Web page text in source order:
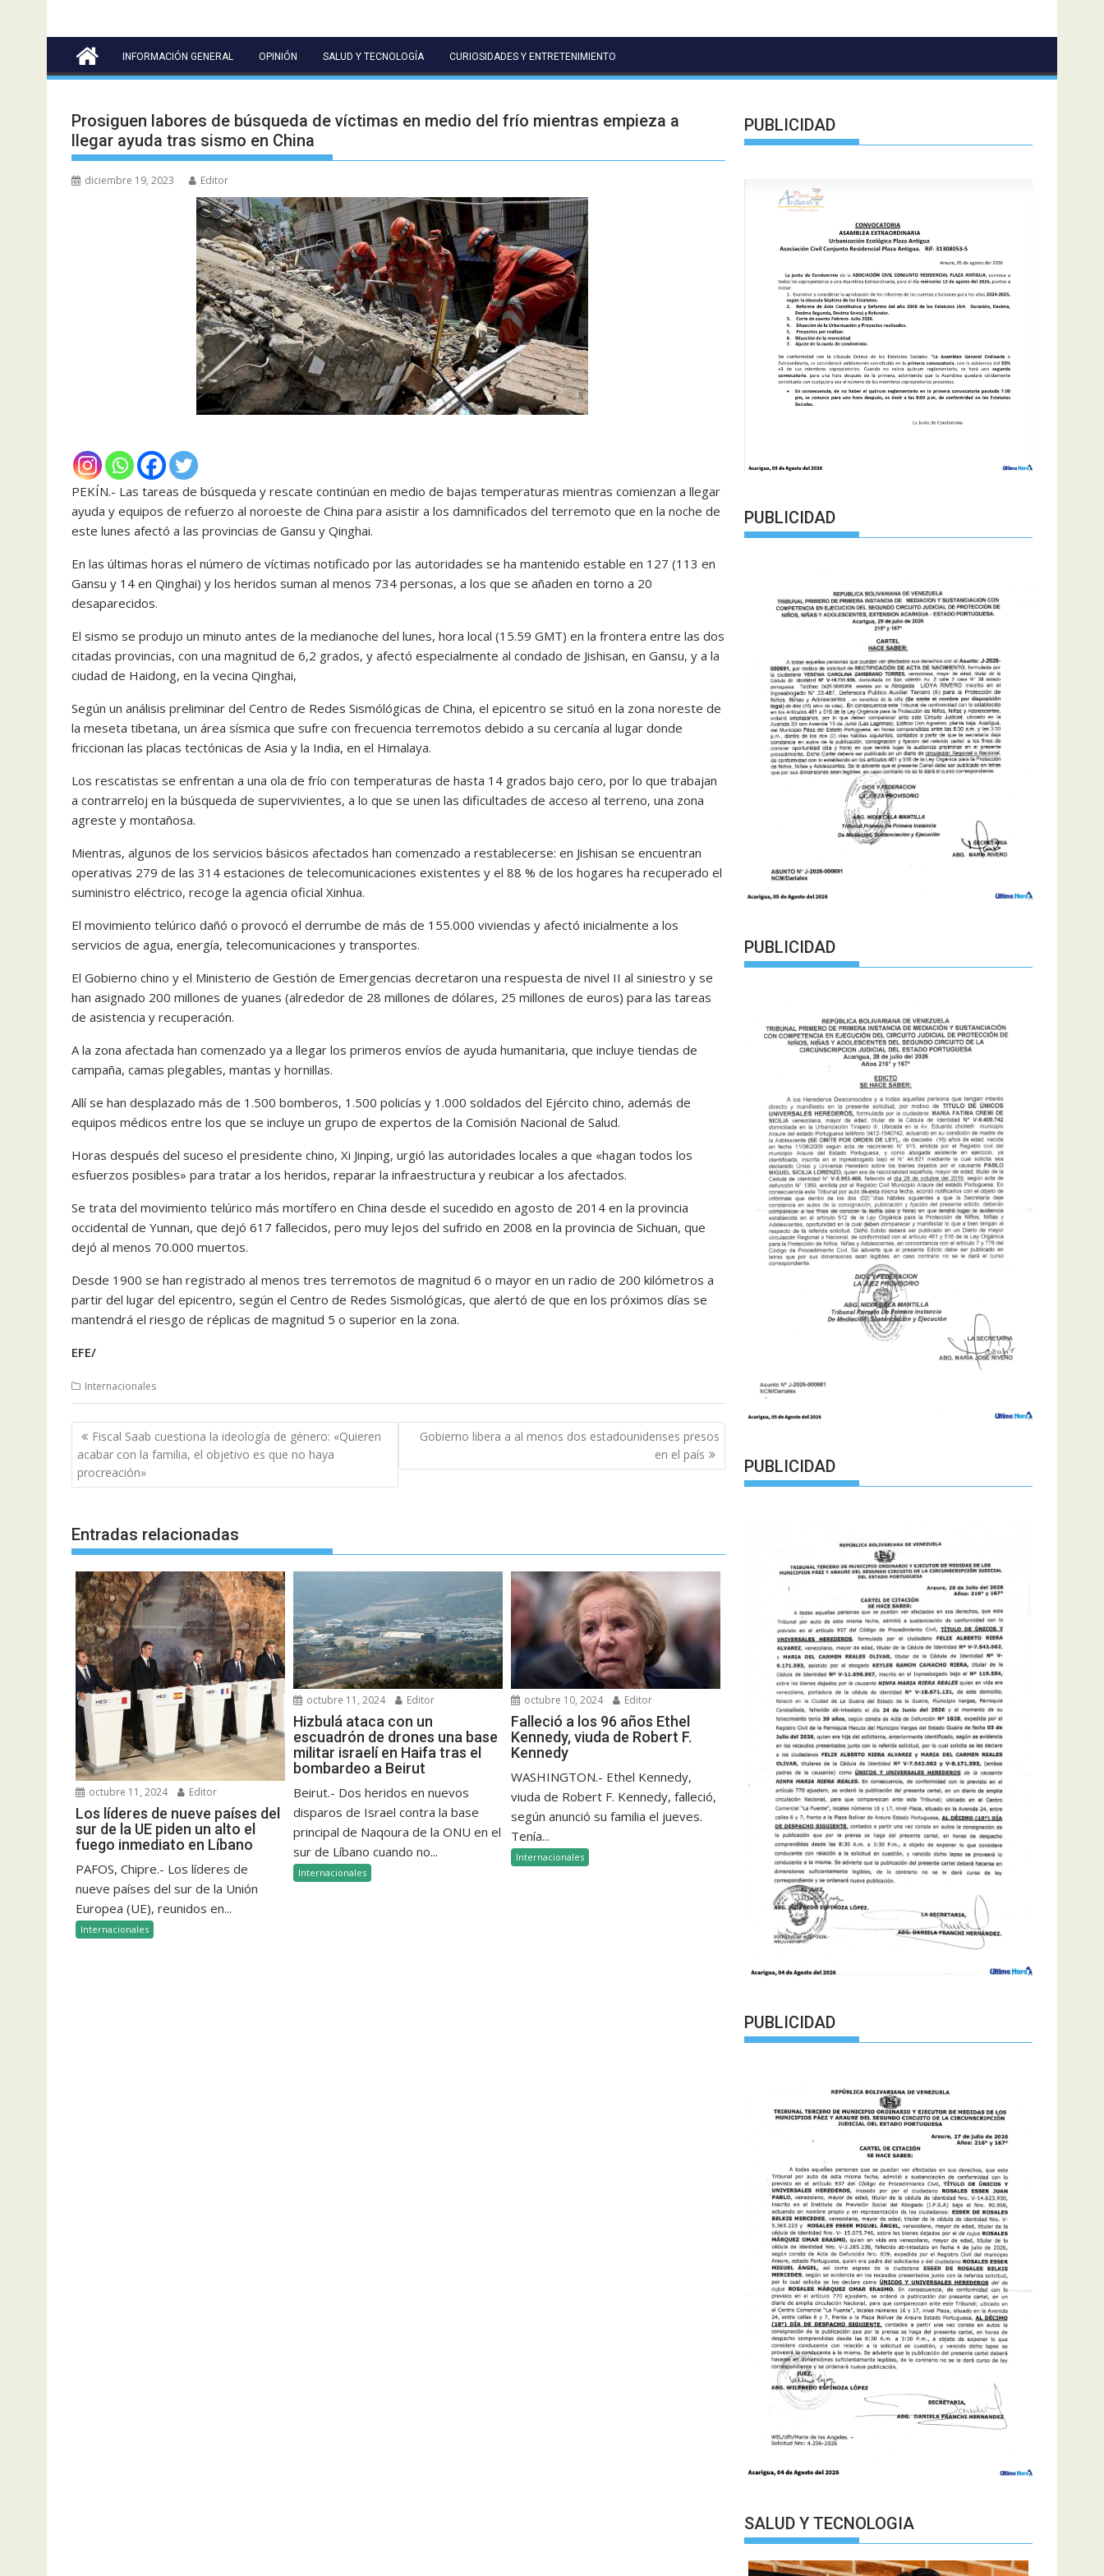
INFORMACIÓN GENERAL OPINIÓN SALUD Y TECNOLOGÍA CURIOSIDADES Y ENTRETENIMIENTO
Prosiguen labores de búsqueda de víctimas en medio del frío mientras empieza a
llegar ayuda tras sismo en China
diciembre 19, 2023 Editor
PEKÍN.- Las tareas de búsqueda y rescate continúan en medio de bajas temperaturas mientras comienzan a llegar
ayuda y equipos de refuerzo al noroeste de China para asistir a los damnificados del terremoto que en la noche de
este lunes afectó a las provincias de Gansu y Qinghai.
En las últimas horas el número de víctimas notificado por las autoridades se ha mantenido estable en 127 (113 en
Gansu y 14 en Qinghai) y los heridos suman al menos 734 personas, a los que se añaden en torno a 20
desaparecidos.
El sismo se produjo un minuto antes de la medianoche del lunes, hora local (15.59 GMT) en la frontera entre las dos
citadas provincias, con una magnitud de 6,2 grados, y afectó especialmente al condado de Jishisan, en Gansu, y a la
ciudad de Haidong, en la vecina Qinghai,
Según un análisis preliminar del Centro de Redes Sismólógicas de China, el epicentro se situó en la zona noreste de
la meseta tibetana, un área sísmica que sufre con frecuencia terremotos debido a su cercanía al lugar donde
friccionan las placas tectónicas de Asia y la India, en el Himalaya.
Los rescatistas se enfrentan a una ola de frío con temperaturas de hasta 14 grados bajo cero, por lo que trabajan
a contrarreloj en la búsqueda de supervivientes, a lo que se unen las dificultades de acceso al terreno, una zona
agreste y montañosa.
Mientras, algunos de los servicios básicos afectados han comenzado a restablecerse: en Jishisan se encuentran
operativas 279 de las 314 estaciones de telecomunicaciones existentes y el 88 % de los hogares ha recuperado el
suministro eléctrico, recoge la agencia oficial Xinhua.
El movimiento telúrico dañó o provocó el derrumbe de más de 155.000 viviendas y afectó inicialmente a los
servicios de agua, energía, telecomunicaciones y transportes.
El Gobierno chino y el Ministerio de Gestión de Emergencias decretaron una respuesta de nivel II al siniestro y se
han asignado 200 millones de yuanes (alrededor de 28 millones de dólares, 25 millones de euros) para las tareas
de asistencia y recuperación.
A la zona afectada han comenzado ya a llegar los primeros envíos de ayuda humanitaria, que incluye tiendas de
campaña, camas plegables, mantas y hornillas.
Allí se han desplazado más de 1.500 bomberos, 1.500 policías y 1.000 soldados del Ejército chino, además de
equipos médicos entre los que se incluye un grupo de expertos de la Comisión Nacional de Salud.
Horas después del suceso el presidente chino, Xi Jinping, urgió las autoridades locales a que «hagan todos los
esfuerzos posibles» para tratar a los heridos, reparar la infraestructura y reubicar a los afectados.
Se trata del movimiento telúrico más mortífero en China desde el sucedido en agosto de 2014 en la provincia
occidental de Yunnan, que dejó 617 fallecidos, pero muy lejos del sufrido en 2008 en la provincia de Sichuan, que
dejó al menos 70.000 muertos.
Desde 1900 se han registrado al menos tres terremotos de magnitud 6 o mayor en un radio de 200 kilómetros a
partir del lugar del epicentro, según el Centro de Redes Sismológicas, que alertó de que en los próximos días se
mantendrá el riesgo de réplicas de magnitud 5 o superior en la zona.
EFE/
Internacionales
Navegación
de
entradas
Fiscal Saab cuestiona la ideología de género: «Quieren
acabar con la familia, el objetivo es que no haya
procreación»
Gobierno libera a al menos dos estadounidenses presos
en el país
Entradas relacionadas
octubre 11, 2024 Editor
Los líderes de nueve países del
sur de la UE piden un alto el
fuego inmediato en Líbano
PAFOS, Chipre.- Los líderes de
nueve países del sur de la Unión
Europea (UE), reunidos en...
Internacionales
octubre 11, 2024 Editor
Hizbulá ataca con un
escuadrón de drones una base
militar israelí en Haifa tras el
bombardeo a Beirut
Beirut.- Dos heridos en nuevos
disparos de Israel contra la base
principal de Naqoura de la ONU en el
sur de Líbano cuando no...
Internacionales
octubre 10, 2024 Editor
Falleció a los 96 años Ethel
Kennedy, viuda de Robert F.
Kennedy
WASHINGTON.- Ethel Kennedy,
viuda de Robert F. Kennedy, falleció,
según anunció su familia el jueves.
Tenía...
Internacionales
PUBLICIDAD
PUBLICIDAD
PUBLICIDAD
PUBLICIDAD
PUBLICIDAD
SALUD Y TECNOLOGIA